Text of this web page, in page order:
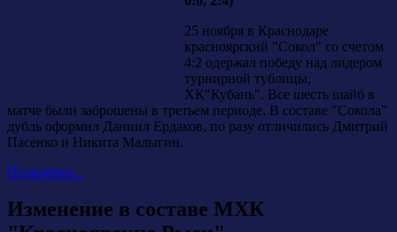
25 ноября в Краснодаре
красноярский "Сокол" со счетом
4:2 одержал победу над лидером
турнирной тублицы,
ХК"Кубань". Все шесть шайб в
матче были заброшены в третьем периоде. В составе "Сокола"
дубль оформил Даниил Ердаков, по разу отличились Дмитрий
Пасенко и Никита Малыгин.
Подробнее...
Изменение в составе МХК